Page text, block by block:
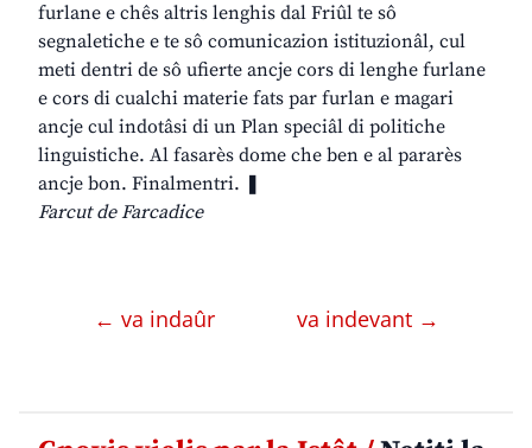
furlane e chês altris lenghis dal Friûl te sô
segnaletiche e te sô comunicazion istituzionâl, cul
meti dentri de sô ufierte ancje cors di lenghe furlane
e cors di cualchi materie fats par furlan e magari
ancje cul indotâsi di un Plan speciâl di politiche
linguistiche. Al fasarès dome che ben e al pararès
ancje bon. Finalmentri. ❚
Farcut de Farcadice
← va indaûr va indevant →